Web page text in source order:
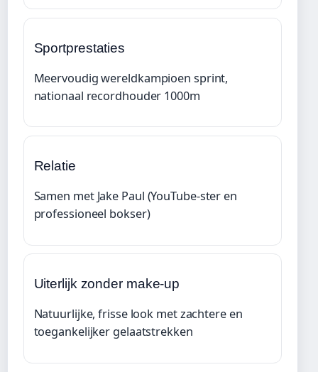
Sportprestaties
Meervoudig wereldkampioen sprint,
nationaal recordhouder 1000m
Relatie
Samen met Jake Paul (YouTube-ster en
professioneel bokser)
Uiterlijk zonder make-up
Natuurlijke, frisse look met zachtere en
toegankelijker gelaatstrekken